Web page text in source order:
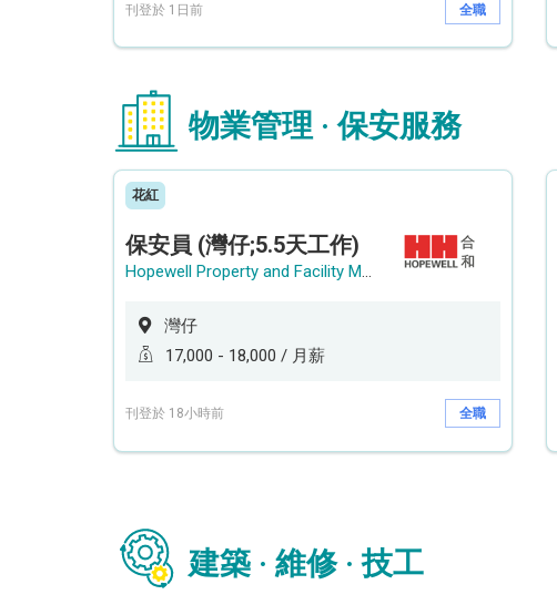
刊登於 1日前 全職
物業管理 · 保安服務
花紅
保安員 (灣仔;5.5天工作)
Hopewell Property and Facility Management Ltd. 合和物業及設施管理有限公司
灣仔
17,000 - 18,000 / 月薪
刊登於 18小時前 全職
建築 · 維修 · 技工